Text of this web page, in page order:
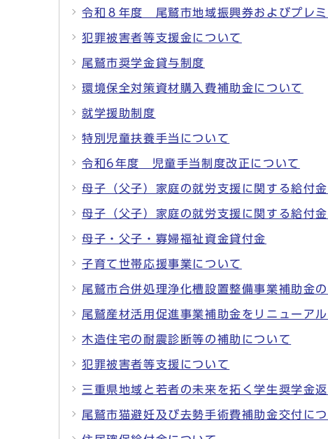
令和８年度 尾鷲市地域振興券およびプレ
犯罪被害者等支援金について
尾鷲市奨学金貸与制度
環境保全対策資材購入費補助金について
就学援助制度
特別児童扶養手当について
令和6年度 児童手当制度改正について
母子（父子）家庭の就労支援に関する給付
母子（父子）家庭の就労支援に関する給付
母子・父子・寡婦福祉資金貸付金
子育て世帯応援事業について
尾鷲市合併処理浄化槽設置整備事業補助金
尾鷲産材活用促進事業補助金をリニューアル
木造住宅の耐震診断等の補助について
犯罪被害者等支援について
三重県地域と若者の未来を拓く学生奨学金
尾鷲市猫避妊及び去勢手術費補助金交付に